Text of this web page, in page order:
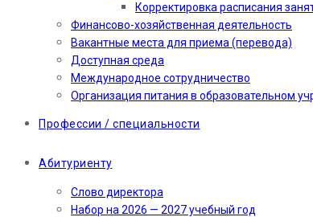
Корректировка расписания
Финансово-хозяйственная деятельность
Вакантные места для приема (перевода)
Доступная среда
Международное сотрудничество
Организация питания в образовательном
Профессии / специальности
Абитуриенту
Слово директора
Набор на 2026 — 2027 учебный год